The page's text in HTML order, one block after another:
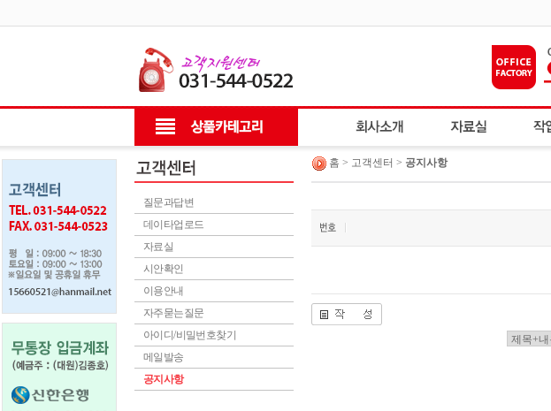
질문과답변
데이타업로드
자료실
시안확인
이용안내
자주묻는질문
아이디/비밀번호찾기
메일발송
공지사항
홈 > 고객센터 > 공지사항